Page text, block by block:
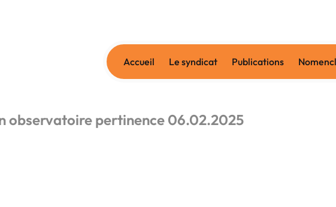
Accueil Le syndicat Publications
observatoire pertinence 06.02.2025